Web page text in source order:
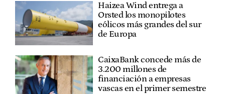
Haizea Wind entrega a
Orsted los monopilotes
eólicos más grandes del sur
de Europa
CaixaBank concede más de
3.200 millones de
financiación a empresas
vascas en el primer semestre